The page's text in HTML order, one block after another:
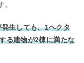
生しても、1ヘクタ
る建物が2棟に満たな